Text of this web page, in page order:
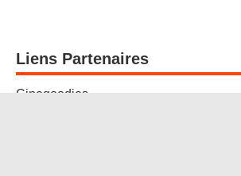
Liens Partenaires
Cinegoodies